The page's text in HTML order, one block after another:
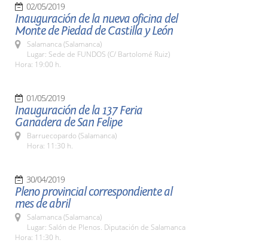
02/05/2019
Inauguración de la nueva oficina del
Monte de Piedad de Castilla y León
Salamanca (Salamanca)
Lugar: Sede de FUNDOS (C/ Bartolomé Ruiz)
Hora: 19:00 h.
01/05/2019
Inauguración de la 137 Feria
Ganadera de San Felipe
Barruecopardo (Salamanca)
Hora: 11:30 h.
30/04/2019
Pleno provincial correspondiente al
mes de abril
Salamanca (Salamanca)
Lugar: Salón de Plenos. Diputación de Salamanca
Hora: 11:30 h.